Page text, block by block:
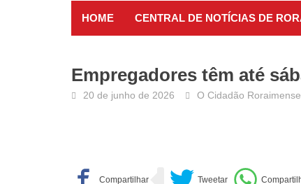
HOME CENTRAL DE NOTÍCIAS DE
Empregadores têm até
20 de junho de 2026 O Cidadão Roraimense